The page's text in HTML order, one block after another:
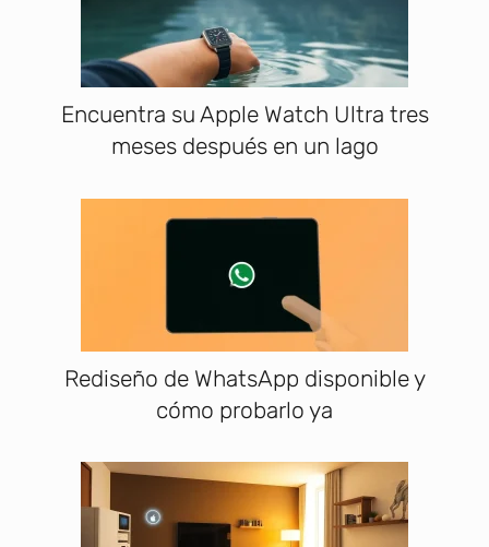
Encuentra su Apple Watch Ultra tres
meses después en un lago
Rediseño de WhatsApp disponible y
cómo probarlo ya